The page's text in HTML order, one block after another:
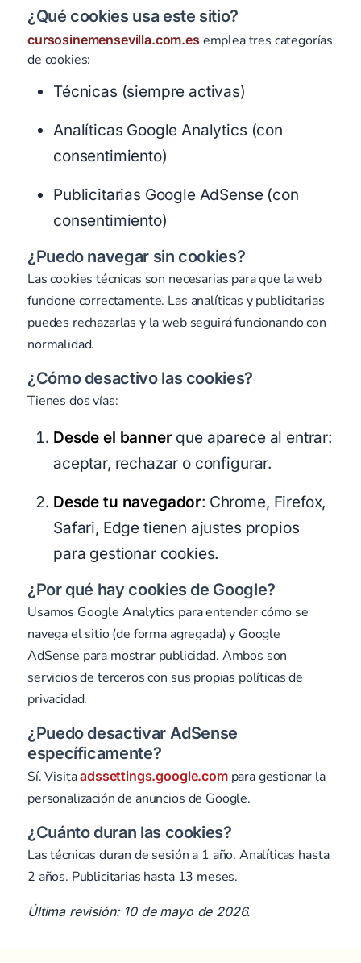
¿Qué cookies usa este sitio?
cursosinemensevilla.com.es emplea tres categorías
de cookies:
Técnicas (siempre activas)
Analíticas Google Analytics (con
consentimiento)
Publicitarias Google AdSense (con
consentimiento)
¿Puedo navegar sin cookies?
Las cookies técnicas son necesarias para que la web
funcione correctamente. Las analíticas y publicitarias
puedes rechazarlas y la web seguirá funcionando con
normalidad.
¿Cómo desactivo las cookies?
Tienes dos vías:
Desde el bannerque aparece al entrar:
aceptar, rechazar o configurar.
Desde tu navegador: Chrome, Firefox,
Safari, Edge tienen ajustes propios
para gestionar cookies.
¿Por qué hay cookies de Google?
Usamos Google Analytics para entender cómo se
navega el sitio (de forma agregada) y Google
AdSense para mostrar publicidad. Ambos son
servicios de terceros con sus propias políticas de
privacidad.
¿Puedo desactivar AdSense
específicamente?
Sí. Visitaadssettings.google.compara gestionar la
personalización de anuncios de Google.
¿Cuánto duran las cookies?
Las técnicas duran de sesión a 1 año. Analíticas hasta
2 años. Publicitarias hasta 13 meses.
Última revisión: 10 de mayo de 2026.